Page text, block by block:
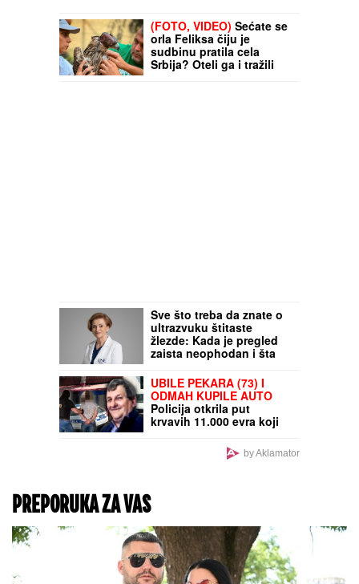
(FOTO, VIDEO) Sećate se
orla Feliksa čiju je
sudbinu pratila cela
Srbija? Oteli ga i tražili
Sve što treba da znate o
ultrazvuku štitaste
žlezde: Kada je pregled
zaista neophodan i šta
Odgovara dr Polovina,
radiolog ordinacije "One
Medical"
UBILE PEKARA (73) I
ODMAH KUPILE AUTO
Policija otkrila put
krvavih 11.000 evra koji
Karaburmi: Ovako suby Aklamator
PREPORUKA ZA VAS